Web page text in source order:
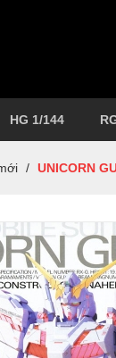
HG 1/144
/ UNICORN